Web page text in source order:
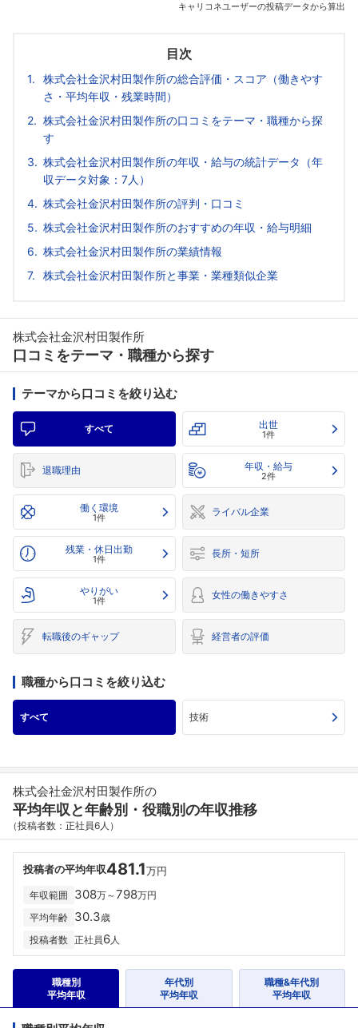
キャリコネユーザーの投稿データから算出
目次
株式会社金沢村田製作所の総合評価・スコア（働きやす
さ・平均年収・残業時間）
株式会社金沢村田製作所の口コミをテーマ・職種から探
す
株式会社金沢村田製作所の年収・給与の統計データ（年
収データ対象：7人）
株式会社金沢村田製作所の評判・口コミ
株式会社金沢村田製作所のおすすめの年収・給与明細
株式会社金沢村田製作所の業績情報
株式会社金沢村田製作所と事業・業種類似企業
株式会社金沢村田製作所
口コミをテーマ・職種から探す
テーマから口コミを絞り込む
すべて 出世
1件
退職理由 年収・給与
2件
働く環境
1件 ライバル企業
残業・休日出勤
1件 長所・短所
やりがい
1件 女性の働きやすさ
転職後のギャップ 経営者の評価
職種から口コミを絞り込む
すべて 技術
株式会社金沢村田製作所の
平均年収と年齢別・役職別の年収推移
（投稿者数：正社員6人）
投稿者の平均年収481.1万円
年収範囲 308万～798万円
平均年齢 30.3歳
投稿者数 正社員6人
職種別
平均年収
年代別
平均年収
職種&年代別
平均年収